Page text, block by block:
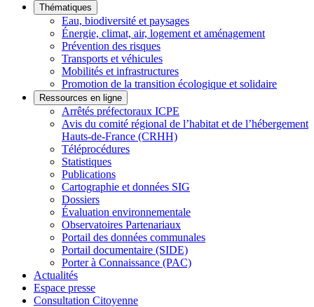
Thématiques
Eau, biodiversité et paysages
Énergie, climat, air, logement et aménagement
Prévention des risques
Transports et véhicules
Mobilités et infrastructures
Promotion de la transition écologique et solidaire
Ressources en ligne
Arrêtés préfectoraux ICPE
Avis du comité régional de l’habitat et de l’hébergement
Hauts-de-France (CRHH)
Téléprocédures
Statistiques
Publications
Cartographie et données SIG
Dossiers
Évaluation environnementale
Observatoires Partenariaux
Portail des données communales
Portail documentaire (SIDE)
Porter à Connaissance (PAC)
Actualités
Espace presse
Consultation Citoyenne